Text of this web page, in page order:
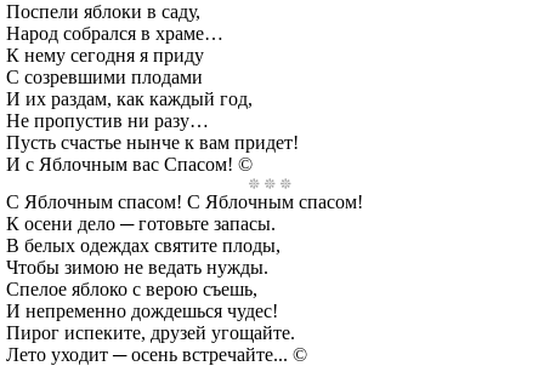
Поспели яблоки в саду,
Народ собрался в храме…
К нему сегодня я приду
С созревшими плодами
И их раздам, как каждый год,
Не пропустив ни разу…
Пусть счастье нынче к вам придет!
И с Яблочным вас Спасом! ©
С Яблочным спасом! С Яблочным спасом!
К осени дело ─ готовьте запасы.
В белых одеждах святите плоды,
Чтобы зимою не ведать нужды.
Спелое яблоко с верою съешь,
И непременно дождешься чудес!
Пирог испеките, друзей угощайте.
Лето уходит ─ осень встречайте... ©